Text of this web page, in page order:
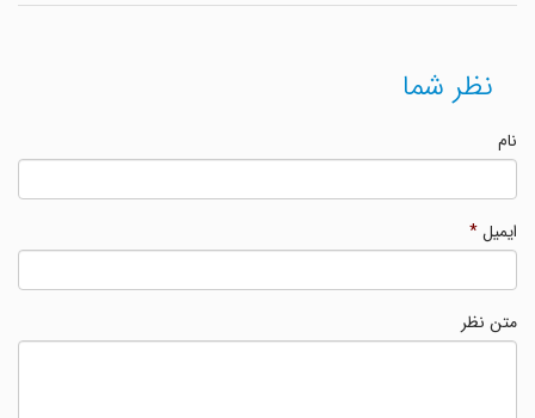
نظر شما
ایمیل*
متن نظر